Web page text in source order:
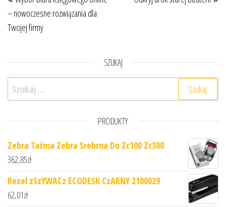
– nowoczesne rozwiązania dla
Twojej firmy
SZUKAJ
Szukaj:
PRODUKTY
Zebra Taśma Zebra Srebrna Do Zc100 Zc300
362,85zł
Rexel zSzYWACz ECODESK CzARNY 2100029
62,01zł